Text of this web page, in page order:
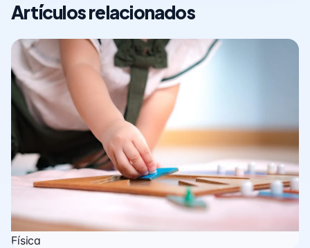
Artículos relacionados
Física